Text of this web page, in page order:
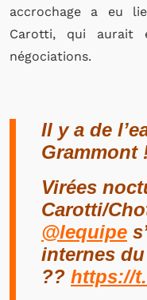
accrochage a eu
Carotti, qui aurait
négociations.
Il y a de
Grammont
Virées
Carotti/
@lequipe
internes du
?️?️ https://